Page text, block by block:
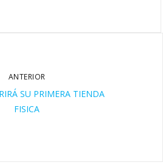
ANTERIOR
SU PRIMERA TIENDA
FISICA